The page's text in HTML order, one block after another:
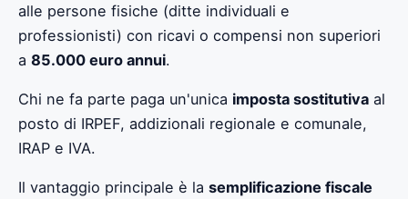
alle persone fisiche (ditte individuali e
professionisti) con ricavi o compensi non superiori
a 85.000 euro annui.
Chi ne fa parte paga un'unica imposta sostitutiva al
posto di IRPEF, addizionali regionale e comunale,
IRAP e IVA.
Il vantaggio principale è la semplificazione fiscale